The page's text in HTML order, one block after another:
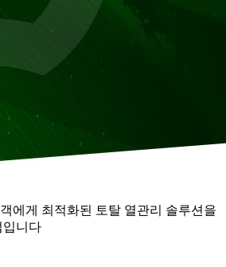
에게 최적화된
토탈 열관리 솔루션을
입니다